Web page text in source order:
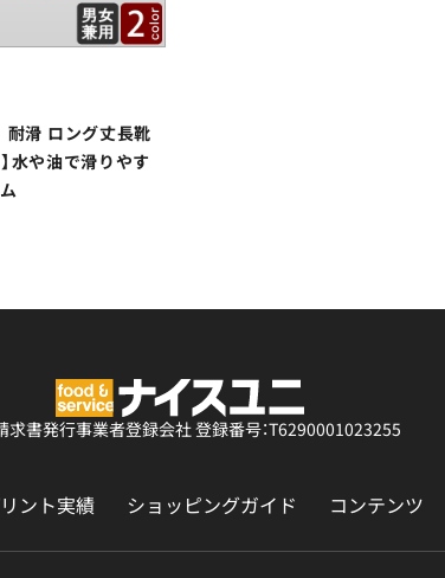
耐滑 ロング丈長靴
水や油で滑りやす
求書発行事業者登録会社登録番号：T6290001023255
ント実績 ショッピングガイド コンテンツ